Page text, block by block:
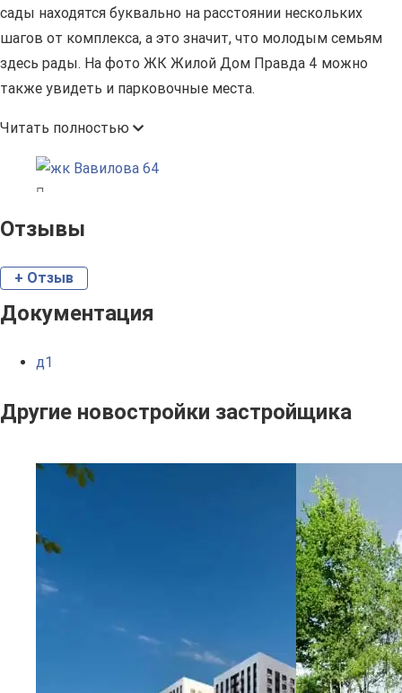
сады находятся буквально на расстоянии нескольких
шагов от комплекса, а это значит, что молодым семьям
здесь рады. На фото ЖК Жилой Дом Правда 4 можно
также увидеть и парковочные места.
Читать полностью
Отзывы
+ Отзыв
Документация
д1
Другие новостройки застройщика